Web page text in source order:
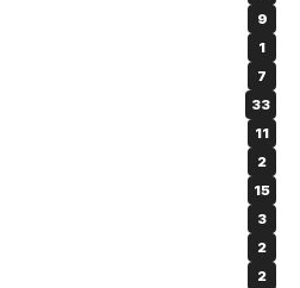
9
1
7
33
11
2
15
3
2
2